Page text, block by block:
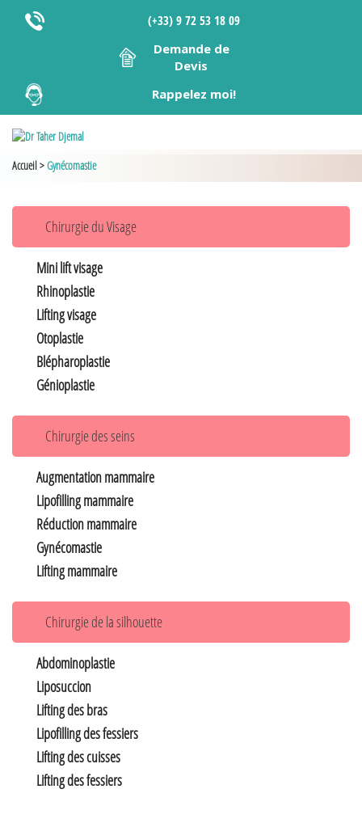
(+33) 9 72 53 18 09
Demande de
Devis
Rappelez moi!
Accueil>Gynécomastie
Chirurgie du Visage
Mini lift visage
Rhinoplastie
Lifting visage
Otoplastie
Blépharoplastie
Génioplastie
Chirurgie des seins
Augmentation mammaire
Lipofilling mammaire
Réduction mammaire
Gynécomastie
Lifting mammaire
Chirurgie de la silhouette
Abdominoplastie
Liposuccion
Lifting des bras
Lipofilling des fessiers
Lifting des cuisses
Lifting des fessiers